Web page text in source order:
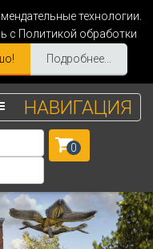
технологии.
с Политикой обработки
Подробнее...
НАВИГАЦИЯ
0